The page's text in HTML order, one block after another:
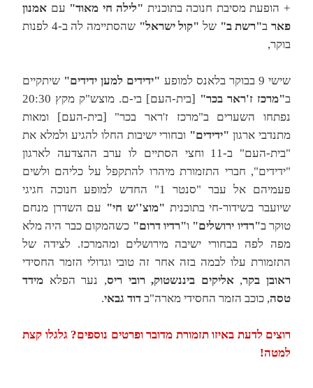
+ הופעת מסיבת חנוכה בתוכנית "לילה חי מאוד" עם אמנון
פארב"רשת ב" של "קול ישראל"
שהסתיימה לה ב-4 לפנות
בוקר,
שישי 9 בבוקר בלאנס למופע "ידידים למען ידידים" שיתקיים
ב"מרכז ז'ראר בכר"
[בית-העם] בי-ם. מוצש"ק מקץ 20:30
נפתחו השערים ב"מרכז ז'ראר בכר" [בית-העם] ומאות
מתנדבי ארגון "ידידים" ובחורי ישיבות החלו להגיע ולמלא את
"בית-העם" ב-11 וחצי הסתיים לו ערב ההצדעה לארגון
"ידידים", חברי התזמורת מיהרו להתקפל על כליהם ולשים
פעמיהם אל עבר "סנטר 1" החדש למופע חנוכה חגיגי
שיועבר בשידור-חי בתוכנית "מוצ''ש חי" עם השדרן מנחם
טוקר ב"רדיו ירושלים" ו"רדיו דרום" כשהמקום כבר היה מלא
מפה לפה בבחורי ישיבה מירושלים ומהמרכז. לצידה של
התזמורת עלו לבמה בזה אחר זה טובי וגדולי הזמר החסידי
ראובן בקר,אליקים ביננשטוק, רובי ריס, נער הפלא מידד
טסה, כוכב הזמר החסידי מארה"ב דוד גבאי.
רוצים לדעת באיזו תזמורת מדובר ופרטים נוספים? גלגלו קצת
למטה!